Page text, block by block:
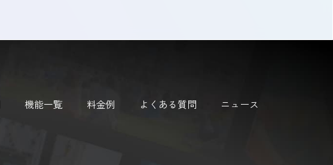
機能一覧 料金例 よくある質問 ニュース